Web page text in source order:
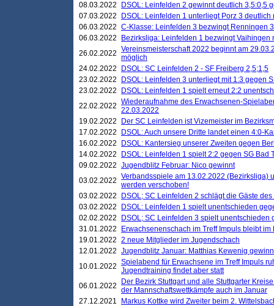
08.03.2022
DSOL: Leinfelden 2 gewinnt deutlich 3,5:0,5
07.03.2022
DSOL: Leinfelden 1 unterliegt Porz 3 deutlich
06.03.2022 C-Klasse: Leinfelden 3 bezwingt Renningen
06.03.2022
Bezirksliga: Leinfelden 1 bezwingt Vaihingen
26.02.2022 Vereinsmeisterschaft 2022 beginnt am
möglich
24.02.2022
DSOL: SC Leinfelden 2 - SF Freiberg 2,5;1,5
23.02.2022
DSOL: Leinfelden 3 unterliegt mit 1:3 gegen
23.02.2022
DSOL: Leinfelden 1 spielt erneut 2:2
22.02.2022 Wiederaufnahme des Erwachsenen-
22.03.2022
19.02.2022
Der SC Leinfelden ist Vizemeister im
17.02.2022
DSOL: Auch unsere Dritte landet einen 4:0-
16.02.2022
DSOL: Kantersieg unserer Zweiten gegen
14.02.2022
DSOL: Leinfelden 1 spielt 2:2 gegen SG Bad
09.02.2022 Jugendblitz Februar: Nico gewinnt
03.02.2022 Verbandsspiele am 13.02.2022 (Bezirksliga)
werden verschoben!
03.02.2022
DSOL; SC Leinfelden 2 schlägt die Gäste
03.02.2022
DSOL: Leinfelden 1 spielt unentschieden
02.02.2022
DSOL; SC Leinfelden 3 spielt unentschieden
31.01.2022
Erwachsenenschach im Treff Impuls bleibt
19.01.2022 2 neue Mitglieder im Jugendschach
12.01.2022 Jugendblitz Januar: Matthias Kewenig
10.01.2022 Spielabend für Erwachsene im Treff Impuls
Jugendtraining findet aber statt
06.01.2022
Der Bezirk Stuttgart und alle Stuttgarter
der Mannschaftswettkämpfe auch im Januar
27.12.2021
Markus Kottke wird Zweiter beim 2.